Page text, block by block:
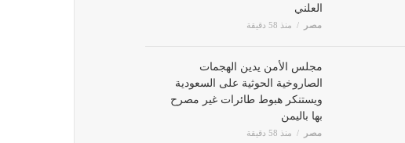
العلني
مصر منذ 58 دقيقة
مجلس الأمن يدين الهجمات
الصاروخية الحوثية على السعودية
ويستنكر هبوط طائرات غير مصرح
بها باليمن
مصر منذ 58 دقيقة